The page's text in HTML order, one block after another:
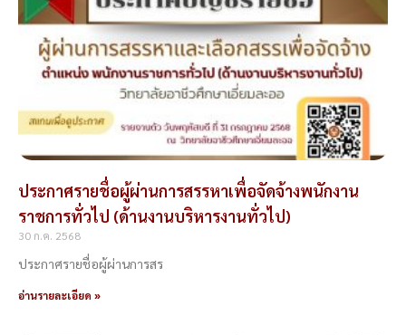
ประกาศรายชื่อผู้ผ่านการสรรหาเพื่อจัดจ้างพนักงาน
ราชการทั่วไป (ด้านงานบริหารงานทั่วไป)
30 ก.ค. 2568
ประกาศรายชื่อผู้ผ่านการสร
อ่านรายละเอียด »